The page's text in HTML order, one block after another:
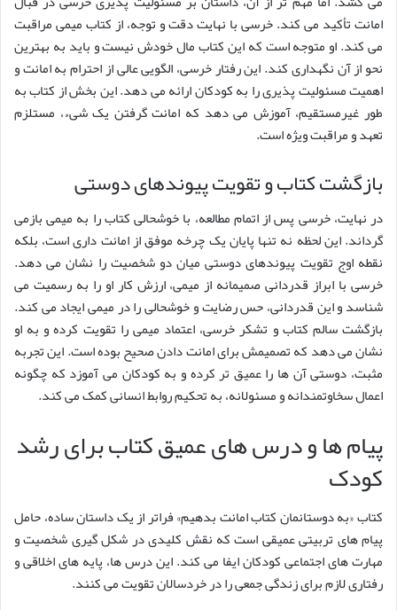
امانت تأکید می کند. خرسی با نهایت دقت و توجه، از کتاب میمی مراقبت
می کند. او متوجه است که این کتاب مال خودش نیست و باید به بهترین
نحو از آن نگهداری کند. این رفتار خرسی، الگویی عالی از احترام به امانت و
اهمیت مسئولیت پذیری را به کودکان ارائه می دهد. این بخش از کتاب به
طور غیرمستقیم، آموزش می دهد که امانت گرفتن یک شیء، مستلزم
تعهد و مراقبت ویژه است.
بازگشت کتاب و تقویت پیوندهای دوستی
در نهایت، خرسی پس از اتمام مطالعه، با خوشحالی کتاب را به میمی بازمی
گرداند. این لحظه نه تنها پایان یک چرخه موفق از امانت داری است، بلکه
نقطه اوج تقویت پیوندهای دوستی میان دو شخصیت را نشان می دهد.
خرسی با ابراز قدردانی صمیمانه از میمی، ارزش کار او را به رسمیت می
شناسد و این قدردانی، حس رضایت و خوشحالی را در میمی ایجاد می کند.
بازگشت سالم کتاب و تشکر خرسی، اعتماد میمی را تقویت کرده و به او
نشان می دهد که تصمیمش برای امانت دادن صحیح بوده است. این تجربه
مثبت، دوستی آن ها را عمیق تر کرده و به کودکان می آموزد که چگونه
اعمال سخاوتمندانه و مسئولانه، به تحکیم روابط انسانی کمک می کند.
پیام ها و درس های عمیق کتاب برای رشد
کودک
کتاب «به دوستانمان کتاب امانت بدهیم» فراتر از یک داستان ساده، حامل
پیام های تربیتی عمیقی است که نقش کلیدی در شکل گیری شخصیت و
مهارت های اجتماعی کودکان ایفا می کند. این درس ها، پایه های اخلاقی و
رفتاری لازم برای زندگی جمعی را در خردسالان تقویت می کنند.